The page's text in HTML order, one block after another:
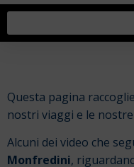
Questa pagina
nostri viaggi e le
Alcuni dei video che
Monfredini,